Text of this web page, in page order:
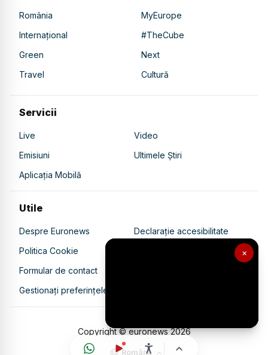
×
România
MyEurope
Internațional
#TheCube
Green
Next
Travel
Cultură
Servicii
Live
Video
Emisiuni
Ultimele Știri
Aplicația Mobilă
Utile
Despre Euronews
Declarație accesibilitate
Politica Cookie
Politica de confidențialitate
Formular de contact
Gestionați preferințele
Copyright © euronews2026
Română